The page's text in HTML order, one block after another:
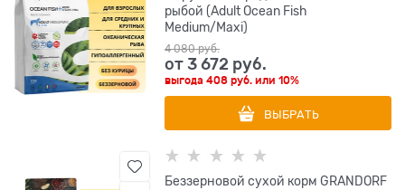
рыбой (Adult Ocean Fish
Medium/Maxi)
4 080 руб.
от3 672 руб.
выгода408 руб. или10%
ВЫБРАТЬ
Беззерновой сухой корм GRANDORF